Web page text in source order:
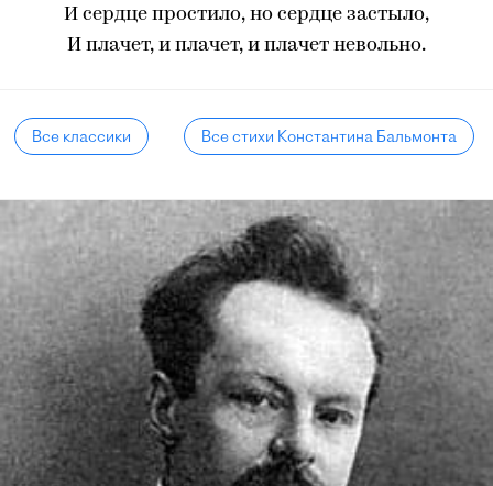
И сердце простило, но сердце застыло,
И плачет, и плачет, и плачет невольно.
Все классики Все стихи Константина Бальмонта